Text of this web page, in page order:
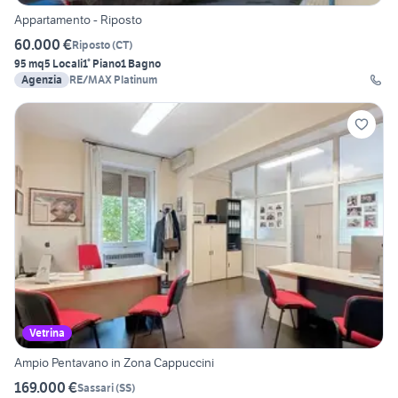
Appartamento - Riposto
60.000 €Riposto(CT)
95 mq5 Locali1° Piano1 Bagno
Agenzia
RE/MAX Platinum
Vetrina
Ampio Pentavano in Zona Cappuccini
169.000 €Sassari(SS)